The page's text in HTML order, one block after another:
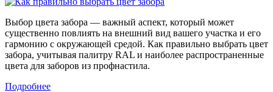
Выбор цвета забора — важный аспект, который может
существенно повлиять на внешний вид вашего участка и его
гармонию с окружающей средой. Как правильно выбрать цвет
забора, учитывая палитру RAL и наиболее распространенные
цвета для заборов из профнастила.
Подробнее